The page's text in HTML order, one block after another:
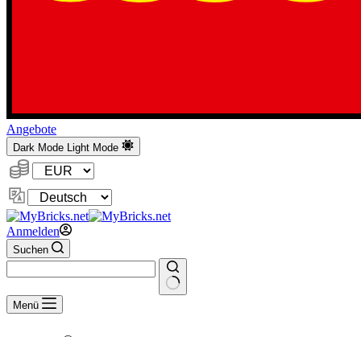
Angebote
Dark Mode Light Mode
Währung:
Sprache
ändern
Anmelden
Suchen
Keine
Ergebnisse
Menü